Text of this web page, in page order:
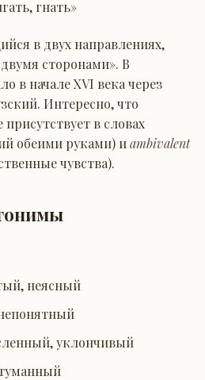
гнать»
в двух направлениях,
сторонами». В
в начале XVI века через
Интересно, что
присутствует в словах
обеими руками) иambivalent
чувства).
неясный
уклончивый